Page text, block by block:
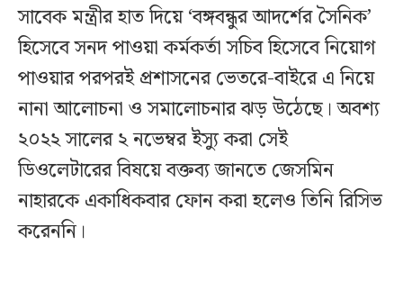
সাবেক মন্ত্রীর হাত দিয়ে ‘বঙ্গবন্ধুর আদর্শের সৈনিক’
হিসেবে সনদ পাওয়া কর্মকর্তা সচিব হিসেবে নিয়োগ
পাওয়ার পরপরই প্রশাসনের ভেতরে-বাইরে এ নিয়ে
নানা আলোচনা ও সমালোচনার ঝড় উঠেছে। অবশ্য
২০২২ সালের ২ নভেম্বর ইস্যু করা সেই
ডিওলেটারের বিষয়ে বক্তব্য জানতে জেসমিন
নাহারকে একাধিকবার ফোন করা হলেও তিনি রিসিভ
করেননি।